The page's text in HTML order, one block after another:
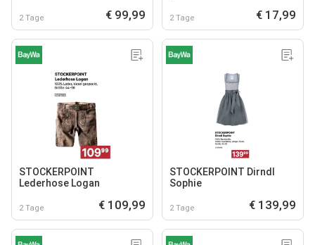
2 Tage € 99,99 2 Tage € 17,99
STOCKERPOINT
Lederhose Logan
2 Tage € 109,99
STOCKERPOINT Dirndl
Sophie
2 Tage € 139,99